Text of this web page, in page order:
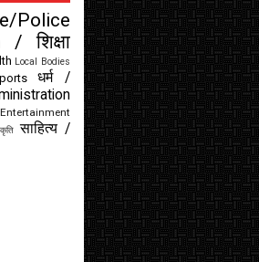
Police
/ शिक्षा
Local Bodies
धर्म /
साहित्य /